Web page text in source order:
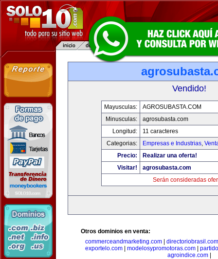
Vendido!
Mayusculas:
AGROSUBASTA.COM
Minusculas:
agrosubasta.com
Longitud:
11 caracteres
Categorias:
Empresas e Industrias,
Precio:
Realizar una oferta!
Visitar!
agrosubasta.com
Serán consideradas
Otros dominios en venta:
commerceandmarketing.com| directoriobrasil.com
exportelo.com
modelosypromotoras.com
agroindice.com